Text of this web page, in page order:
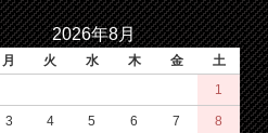
2026年8月
月 火 水 木 金
土
1
3 4 5 6 7 8